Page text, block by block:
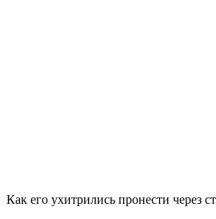
Как его ухитрились пронести через